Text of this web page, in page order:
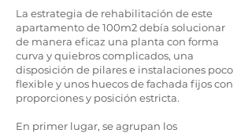
La estrategia de rehabilitación de este
apartamento de 100m2 debía solucionar
de manera eficaz una planta con forma
curva y quiebros complicados, una
disposición de pilares e instalaciones poco
flexible y unos huecos de fachada fijos con
proporciones y posición estricta.
En primer lugar, se agrupan los